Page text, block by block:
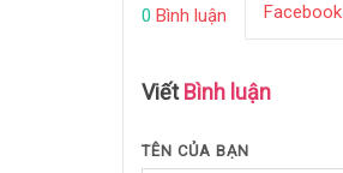
0 Bình luận Facebook
ViếtBình luận
TÊN CỦA BẠN